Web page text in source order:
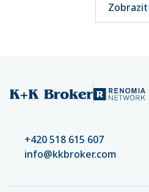
Zobrazit
+420 518 615 607
info@kkbroker.com